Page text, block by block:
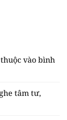
vào bình
tâm tư,